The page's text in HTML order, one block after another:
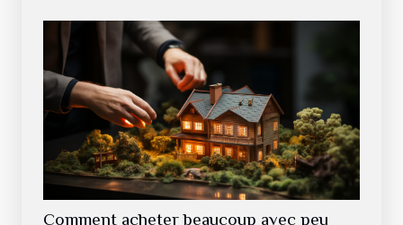
Comment acheter beaucoup avec peu